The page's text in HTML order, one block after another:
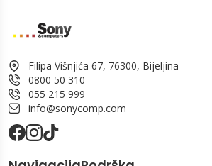
Filipa Višnjića 67, 76300, Bijeljina
0800 50 310
055 215 999
info@sonycomp.com